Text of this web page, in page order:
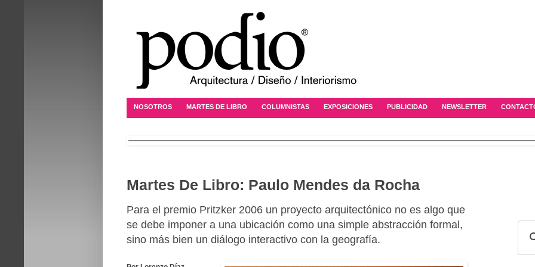
NOSOTROS MARTES DE LIBRO COLUMNISTAS EXPOSICIONES PUBLICIDAD NEWSLETTER
Martes De Libro: Paulo Mendes da Rocha
Para el premio Pritzker 2006 un proyecto arquitectónico no es algo que
se debe imponer a una ubicación como una simple abstracción formal,
sino más bien un diálogo interactivo con la geografía.